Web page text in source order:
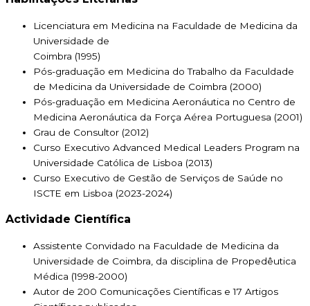
Licenciatura em Medicina na Faculdade de Medicina da
Universidade de
Coimbra (1995)
Pós-graduação em Medicina do Trabalho da Faculdade
de Medicina da Universidade de Coimbra (2000)
Pós-graduação em Medicina Aeronáutica no Centro de
Medicina Aeronáutica da Força Aérea Portuguesa (2001)
Grau de Consultor (2012)
Curso Executivo Advanced Medical Leaders Program na
Universidade Católica de Lisboa (2013)
Curso Executivo de Gestão de Serviços de Saúde no
ISCTE em Lisboa (2023-2024)
Actividade Científica
Assistente Convidado na Faculdade de Medicina da
Universidade de Coimbra, da disciplina de Propedêutica
Médica (1998-2000)
Autor de 200 Comunicações Científicas e 17 Artigos